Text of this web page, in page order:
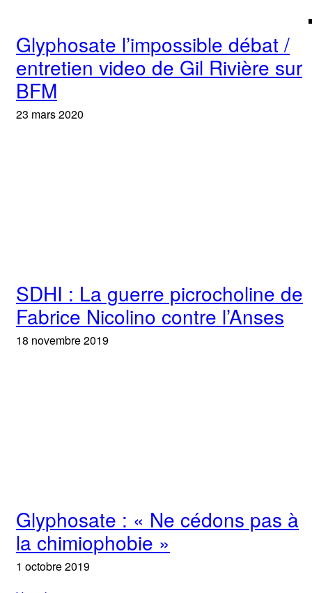
Glyphosate l’impossible débat /
entretien video de Gil Rivière sur
BFM
23 mars 2020
SDHI : La guerre picrocholine de
Fabrice Nicolino contre l’Anses
18 novembre 2019
Glyphosate : « Ne cédons pas à
la chimiophobie »
1 octobre 2019